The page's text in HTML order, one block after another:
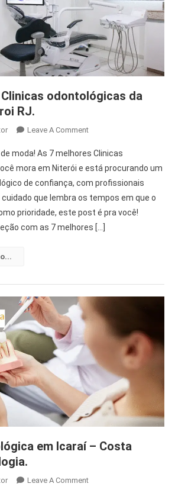
odontológicas da
RJ.
Leave A Comment
moda! As 7 melhores Clinicas
mora em Niterói e está procurando um
de confiança, com profissionais
que lembra os tempos em que o
prioridade, este post é pra você!
com as 7 melhores […]
em Icaraí – Costa
Leave A Comment